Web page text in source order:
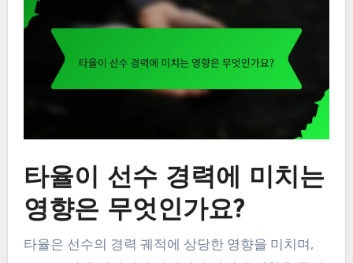
타율이 선수 경력에 미치는
영향은 무엇인가요?
타율은 선수의 경력 궤적에 상당한 영향을 미치며,